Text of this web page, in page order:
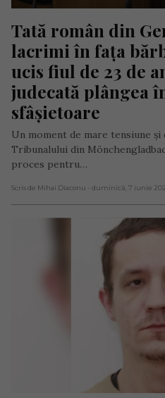
Tată român din
lacrimi în fața
ucis fiul de 23 de
judecată plângea
sfâșietoare
Un moment de mare tensiune
Tribunalului din
proces pentru…
Scris de Mihai Diaconu - duminică, 7 iunie